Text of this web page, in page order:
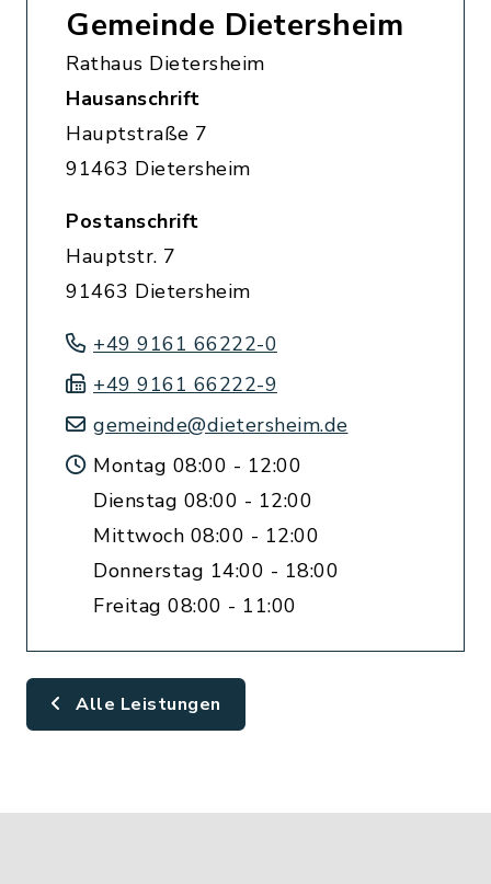
Gemeinde Dietersheim
Rathaus Dietersheim
Hausanschrift
Hauptstraße 7
91463 Dietersheim
Postanschrift
Hauptstr. 7
91463 Dietersheim
+49 9161 66222-0
+49 9161 66222-9
gemeinde@dietersheim.de
Montag 08:00 - 12:00
Dienstag 08:00 - 12:00
Mittwoch 08:00 - 12:00
Donnerstag 14:00 - 18:00
Freitag 08:00 - 11:00
Alle Leistungen